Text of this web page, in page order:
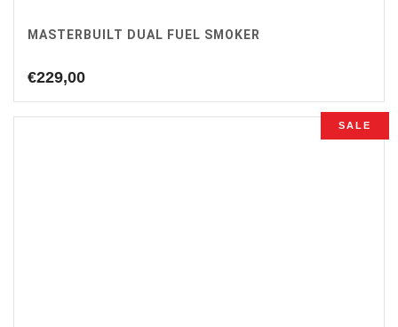
MASTERBUILT DUAL FUEL SMOKER
€229,00
SALE